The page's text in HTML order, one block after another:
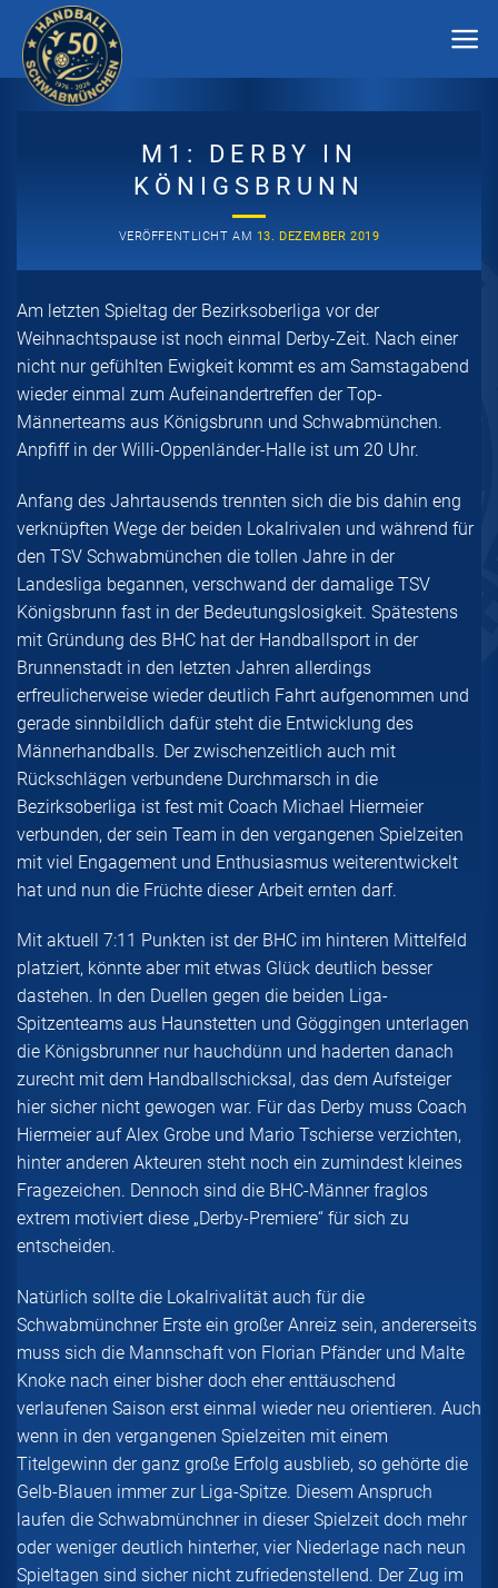
Inhalt
springen
M1: DERBY IN
KÖNIGSBRUNN
VERÖFFENTLICHT AM 13. DEZEMBER 2019
Am letzten Spieltag der Bezirksoberliga vor der
Weihnachtspause ist noch einmal Derby-Zeit. Nach einer
nicht nur gefühlten Ewigkeit kommt es am Samstagabend
wieder einmal zum Aufeinandertreffen der Top-
Männerteams aus Königsbrunn und Schwabmünchen.
Anpfiff in der Willi-Oppenländer-Halle ist um 20 Uhr.
Anfang des Jahrtausends trennten sich die bis dahin eng
verknüpften Wege der beiden Lokalrivalen und während für
den TSV Schwabmünchen die tollen Jahre in der
Landesliga begannen, verschwand der damalige TSV
Königsbrunn fast in der Bedeutungslosigkeit. Spätestens
mit Gründung des BHC hat der Handballsport in der
Brunnenstadt in den letzten Jahren allerdings
erfreulicherweise wieder deutlich Fahrt aufgenommen und
gerade sinnbildlich dafür steht die Entwicklung des
Männerhandballs. Der zwischenzeitlich auch mit
Rückschlägen verbundene Durchmarsch in die
Bezirksoberliga ist fest mit Coach Michael Hiermeier
verbunden, der sein Team in den vergangenen Spielzeiten
mit viel Engagement und Enthusiasmus weiterentwickelt
hat und nun die Früchte dieser Arbeit ernten darf.
Mit aktuell 7:11 Punkten ist der BHC im hinteren Mittelfeld
platziert, könnte aber mit etwas Glück deutlich besser
dastehen. In den Duellen gegen die beiden Liga-
Spitzenteams aus Haunstetten und Göggingen unterlagen
die Königsbrunner nur hauchdünn und haderten danach
zurecht mit dem Handballschicksal, das dem Aufsteiger
hier sicher nicht gewogen war. Für das Derby muss Coach
Hiermeier auf Alex Grobe und Mario Tschierse verzichten,
hinter anderen Akteuren steht noch ein zumindest kleines
Fragezeichen. Dennoch sind die BHC-Männer fraglos
extrem motiviert diese „Derby-Premiere“ für sich zu
entscheiden.
Natürlich sollte die Lokalrivalität auch für die
Schwabmünchner Erste ein großer Anreiz sein, andererseits
muss sich die Mannschaft von Florian Pfänder und Malte
Knoke nach einer bisher doch eher enttäuschend
verlaufenen Saison erst einmal wieder neu orientieren. Auch
wenn in den vergangenen Spielzeiten mit einem
Titelgewinn der ganz große Erfolg ausblieb, so gehörte die
Gelb-Blauen immer zur Liga-Spitze. Diesem Anspruch
laufen die Schwabmünchner in dieser Spielzeit doch mehr
oder weniger deutlich hinterher, vier Niederlage nach neun
Spieltagen sind sicher nicht zufriedenstellend. Der Zug im